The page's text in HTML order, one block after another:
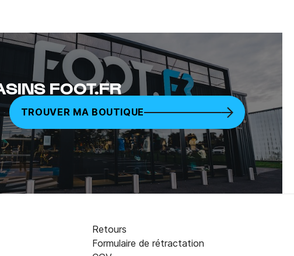
FOOT.FR
TROUVER MA BOUTIQUE
Retours
Formulaire de rétractation